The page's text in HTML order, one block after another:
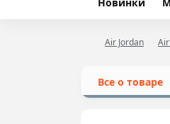
Air Jordan
Все о товаре